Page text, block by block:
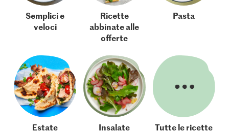
Semplici e
veloci
Ricette
abbinate alle
offerte
Pasta
Estate Insalate Tutte le ricette